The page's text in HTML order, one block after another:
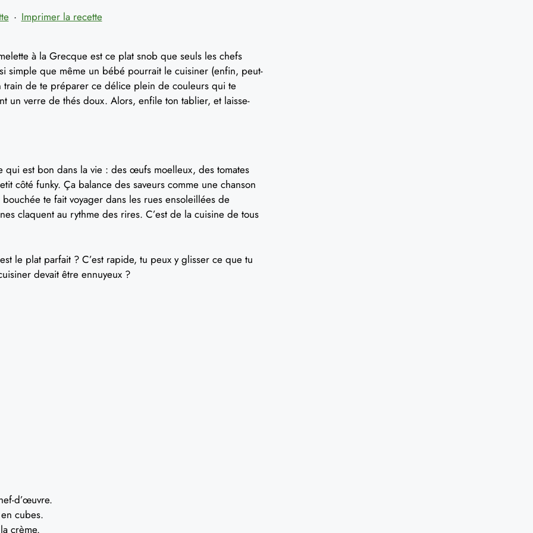
· Imprimer la recette
à la Grecque est ce plat snob que seuls les chefs
simple que même un bébé pourrait le cuisiner (enfin, peut-
train de te préparer ce délice plein de couleurs qui te
un verre de thés doux. Alors, enfile ton tablier, et laisse-
qui est bon dans la vie : des œufs moelleux, des tomates
côté funky. Ça balance des saveurs comme une chanson
te fait voyager dans les rues ensoleillées de
claquent au rythme des rires. C’est de la cuisine de tous
le plat parfait ? C’est rapide, tu peux y glisser ce que tu
devait être ennuyeux ?
d’œuvre.
cubes.
crème.